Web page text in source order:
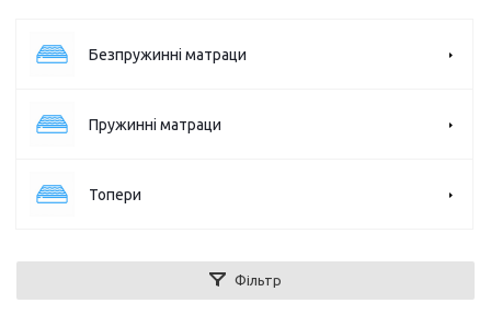
Безпружинні матраци
Пружинні матраци
Топери
Фільтр